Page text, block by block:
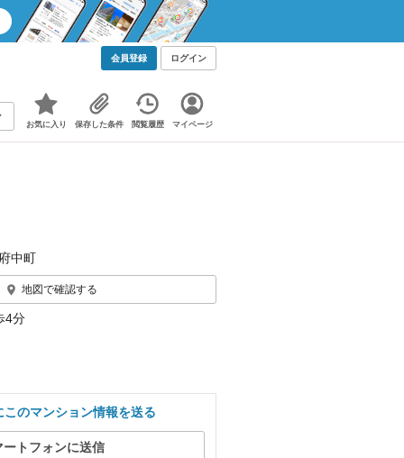
会員登録 ログイン
お気に入り 保存した条件 閲覧履歴 マイページ
中町
地図で確認する
4分
のマンション情報を送る
トフォンに送信